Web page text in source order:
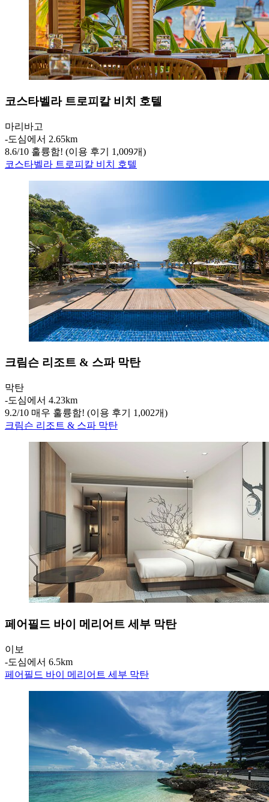
코스타벨라 트로피칼 비치 호텔
마리바고
‐도심에서 2.65km
8.6/10 훌륭함! (이용 후기 1,009개)
코스타벨라 트로피칼 비치 호텔
크림슨 리조트 & 스파 막탄
막탄
‐도심에서 4.23km
9.2/10 매우 훌륭함! (이용 후기 1,002개)
크림슨 리조트 & 스파 막탄
페어필드 바이 메리어트 세부 막탄
이보
‐도심에서 6.5km
페어필드 바이 메리어트 세부 막탄